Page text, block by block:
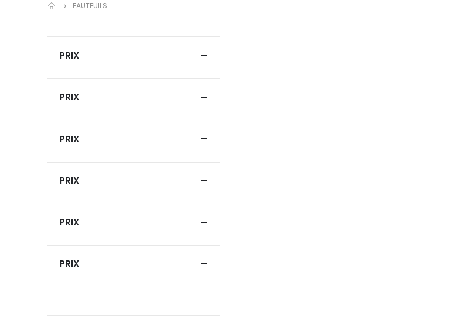
FAUTEUILS
PRIX
PRIX
PRIX
PRIX
PRIX
PRIX